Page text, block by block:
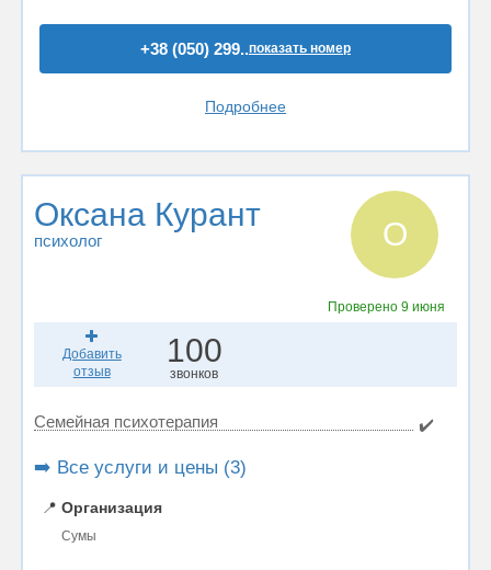
+38 (050) 299..показать номер
Подробнее
Оксана Курант
психолог О
Проверено9 июня
Добавить
отзыв
100
звонков
Семейная психотерапия ✔️
➡️ Все услуги и цены (3)
📍 Организация
Сумы